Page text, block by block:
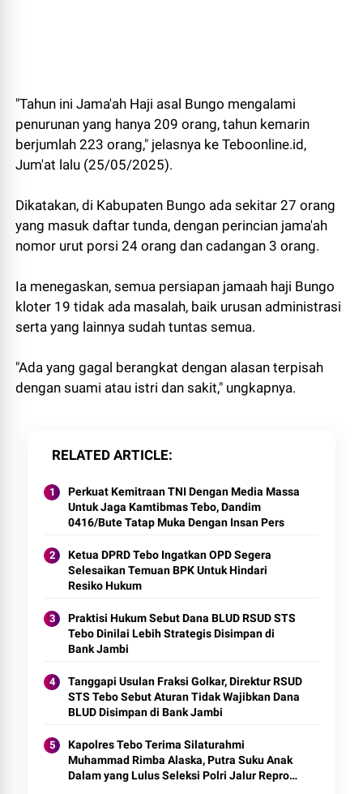
"Tahun ini Jama'ah Haji asal Bungo mengalami
penurunan yang hanya 209 orang, tahun kemarin
berjumlah 223 orang," jelasnya ke Teboonline.id,
Jum'at lalu (25/05/2025).
Dikatakan, di Kabupaten Bungo ada sekitar 27 orang
yang masuk daftar tunda, dengan perincian jama'ah
nomor urut porsi 24 orang dan cadangan 3 orang.
Ia menegaskan, semua persiapan jamaah haji Bungo
kloter 19 tidak ada masalah, baik urusan administrasi
serta yang lainnya sudah tuntas semua.
"Ada yang gagal berangkat dengan alasan terpisah
dengan suami atau istri dan sakit," ungkapnya.
RELATED ARTICLE
Perkuat Kemitraan TNI Dengan Media Massa
Untuk Jaga Kamtibmas Tebo, Dandim
0416/Bute Tatap Muka Dengan Insan Pers
Ketua DPRD Tebo Ingatkan OPD Segera
Selesaikan Temuan BPK Untuk Hindari
Resiko Hukum
Praktisi Hukum Sebut Dana BLUD RSUD STS
Tebo Dinilai Lebih Strategis Disimpan di
Bank Jambi
Tanggapi Usulan Fraksi Golkar, Direktur RSUD
STS Tebo Sebut Aturan Tidak Wajibkan Dana
BLUD Disimpan di Bank Jambi
Kapolres Tebo Terima Silaturahmi
Muhammad Rimba Alaska, Putra Suku Anak
Dalam yang Lulus Seleksi Polri Jalur Repro